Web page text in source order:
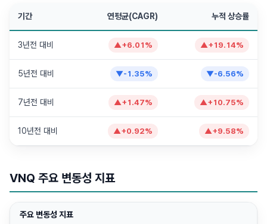
기간 연평균(CAGR) 누적 상승률
3년전 대비 ▲+6.01 % ▲+ 19.14%
5년전 대비 ▼-1.35% ▼-6.56%
7년전 대비 ▲+ 1.47% ▲+ 10.75%
10년전 대비 ▲+0.92% ▲+9.58%
VNQ 주요 변동성 지표
주요 변동성 지표